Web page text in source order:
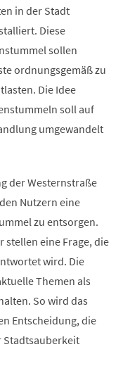
in der Stadt
Diese
sollen
ordnungsgemäß zu
Die Idee
soll auf
umgewandelt
der Westernstraße
Nutzern eine
zu entsorgen.
stellen eine Frage, die
wird. Die
Themen als
So wird das
Entscheidung, die
Stadtsauberkeit